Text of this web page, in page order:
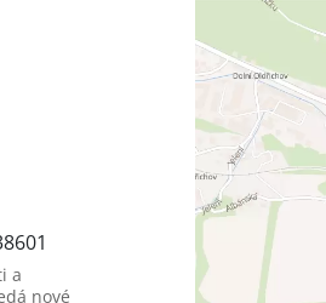
a
nové